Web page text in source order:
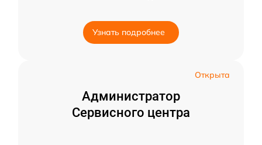
Узнать подробнее
Открыта
Администратор
Сервисного центра